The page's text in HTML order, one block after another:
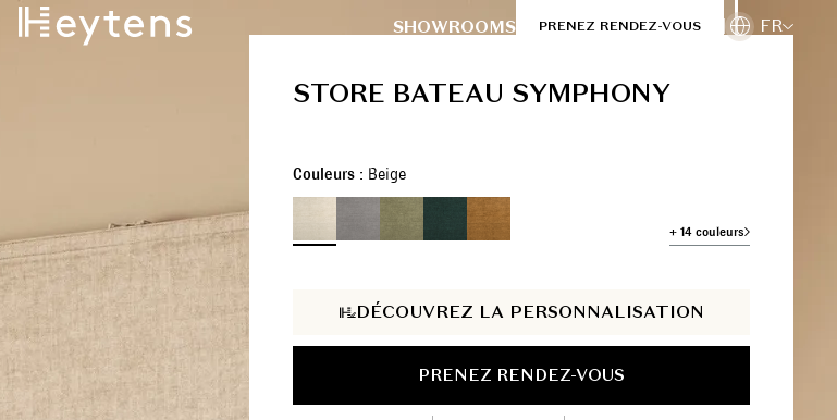
SHOWROOMS PRENEZ RENDEZ-VOUS FR
STORE BATEAU SYMPHONY
Couleurs : Beige
+ 14 couleurs
DÉCOUVREZ LA PERSONNALISATION
PRENEZ RENDEZ-VOUS